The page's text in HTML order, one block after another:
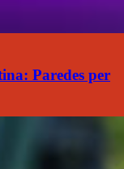
Paredes per